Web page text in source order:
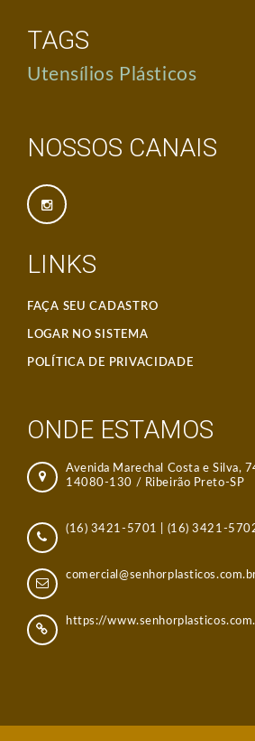
TAGS
Utensílios Plásticos
NOSSOS CANAIS
LINKS
FAÇA SEU CADASTRO
LOGAR NO SISTEMA
POLÍTICA DE PRIVACIDADE
ONDE ESTAMOS
Avenida Marechal Costa e Silva,
14080-130 / Ribeirão Preto-SP
(16) 3421-5701 (16) 3421-
https://